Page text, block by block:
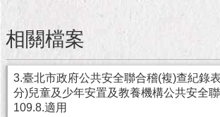
施
政
願
景
及
成
相關檔案
3.臺北市政府公共安全聯合稽(複)查紀錄
分)兒童及少年安置及教養機構公共安全
109.8.適用